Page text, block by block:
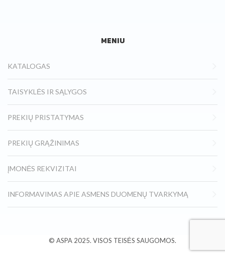
MENIU
KATALOGAS
TAISYKLĖS IR SĄLYGOS
PREKIŲ PRISTATYMAS
PREKIŲ GRĄŽINIMAS
ĮMONĖS REKVIZITAI
INFORMAVIMAS APIE ASMENS DUOMENŲ TVARKYMĄ
© ASPA 2025. VISOS TEISĖS SAUGOMOS.